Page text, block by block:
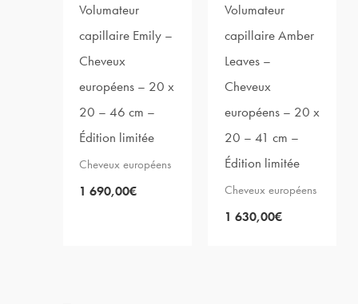
Volumateur
capillaire Emily –
Cheveux
européens – 20 x
20 – 46 cm –
Édition limitée
Cheveux européens
1 690,00€
Volumateur
capillaire Amber
Leaves –
Cheveux
européens – 20 x
20 – 41 cm –
Édition limitée
Cheveux européens
1 630,00€